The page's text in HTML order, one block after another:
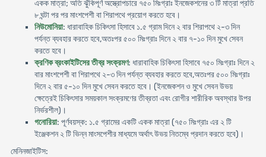
একক মাত্রা; অতি ঝুঁকিপূর্ণ অস্ত্রোপচারে ৭৫০ মিঃগ্রাঃ ইনজেকশনের ৩ টি মাত্রা প্রতি
৮ ঘন্টা পর পর মাংশপেশী বা শিরাপথে প্রয়োগ করতে হবে।
নিউমোনিয়া: ধারাবাহিক চিকিৎসা হিসাবে ১.৫ গ্রাম দিনে ২ বার শিরাপথে ২-৩ দিন
পর্যন্ত ব্যবহার করতে হবে,অতঃপর ৫০০ মিঃগ্রাঃ দিনে ২ বার ৭-১০ দিন মুখে সেবন
করতে হবে।
ক্রণিক ব্রংকাইটিসের তীব্র সংক্রমণ: ধারাবাহিক চিকিৎসা হিসাবে ৭৫০ মিঃগ্রাঃ দিনে ২
বার মাংশপেশী বা শিরাপথে ২-৩ দিন পর্যন্ত ব্যবহার করতে হবে,অতঃপর ৫০০ মিঃগ্রাঃ
দিনে ২ বার ৫-১০ দিন মুখে সেবন করতে হবে। (ইনজেকশন ও মুখে সেবন উভয়
ক্ষেত্রেই চিকিৎসার সময়কাল সংক্রমণের তীব্রতা এবং রোগীর শারীরিক অবস্থার উপর
নির্ভরশীল)।
গনোরিয়া: পূর্ণবয়স্ক: ১.৫ গ্রামের একটি একক মাত্রা (৭৫০ মিঃগ্রাঃ এর ২ টি
ইঞ্জেকশন ২ টি ভিন্ন মাংসপেশীর মাধ্যমে অর্থাৎ উভয় নিতম্বে প্রদান করতে হবে)।
মেনিনজাইটিস: